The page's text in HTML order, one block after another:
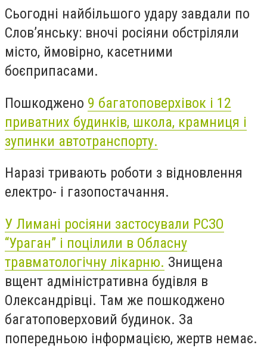
Сьогодні найбільшого удару завдали по
Слов’янську: вночі росіяни обстріляли
місто, ймовірно, касетними
боєприпасами.
Пошкоджено 9 багатоповерхівок і 12
приватних будинків, школа, крамниця і
зупинки автотранспорту.
Наразі тривають роботи з відновлення
електро- і газопостачання.
У Лимані росіяни застосували РСЗО
“Ураган” і поцілили в Обласну
травматологічну лікарню. Знищена
вщент адміністративна будівля в
Олександрівці. Там же пошкоджено
багатоповерховий будинок. За
попередньою інформацією, жертв немає.